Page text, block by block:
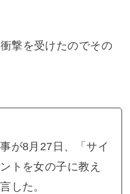
撃を受けたのでその
が8月27日、「サイ
トを女の子に教え
した。